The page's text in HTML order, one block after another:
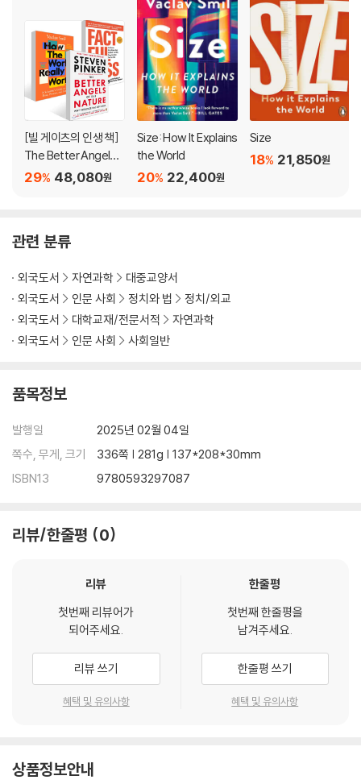
ths that change the way we see our past, present and uncert
ain future.
[빌 게이츠의 인생 책]
The Better Angels o
f Our Nature + Factf
48,080원
29%
Size: How It Explains
the World
22,400원
20%
Size
21,850원
18%
관련 분류
외국도서 자연과학
대중교양서
외국도서
인문 사회 정치와 법
정치/외교
외국도서
대학교재/전문서적
자연과학
외국도서
인문 사회 사회일반
품목정보
발행일
2025년 02월 04일
쪽수, 무게, 크기
336쪽 | 281g | 137*208*30mm
ISBN13
9780593297087
리뷰/한줄평 0
리뷰
첫번째 리뷰어가
되어주세요.
리뷰 쓰기
혜택 및 유의사항
한줄평
첫번째 한줄평을
남겨주세요.
한줄평 쓰기
혜택 및 유의사항
상품정보안내